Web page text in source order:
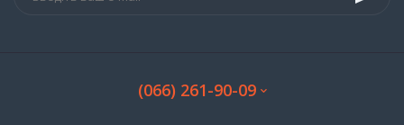
(066) 261-90-09